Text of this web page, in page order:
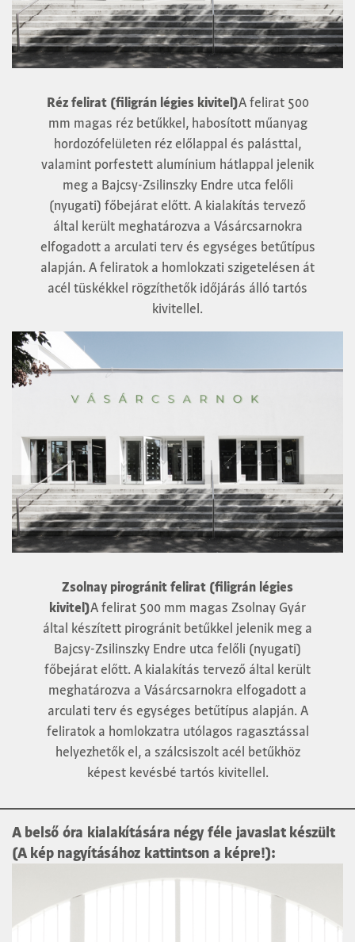
Réz felirat (filigrán légies kivitel)A felirat 500
mm magas réz betűkkel, habosított műanyag
hordozófelületen réz előlappal és palásttal,
valamint porfestett alumínium hátlappal jelenik
meg a Bajcsy-Zsilinszky Endre utca felőli
(nyugati) főbejárat előtt. A kialakítás tervező
által került meghatározva a Vásárcsarnokra
elfogadott a arculati terv és egységes betűtípus
alapján. A feliratok a homlokzati szigetelésen át
acél tüskékkel rögzíthetők időjárás álló tartós
kivitellel.
Zsolnay pirogránit felirat (filigrán légies
kivitel)A felirat 500 mm magas Zsolnay Gyár
által készített pirogránit betűkkel jelenik meg a
Bajcsy-Zsilinszky Endre utca felőli (nyugati)
főbejárat előtt. A kialakítás tervező által került
meghatározva a Vásárcsarnokra elfogadott a
arculati terv és egységes betűtípus alapján. A
feliratok a homlokzatra utólagos ragasztással
helyezhetők el, a szálcsiszolt acél betűkhöz
képest kevésbé tartós kivitellel.
A belső óra kialakítására négy féle javaslat készült
(A kép nagyításához kattintson a képre!):